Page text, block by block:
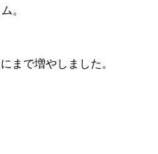
。
まで増やしました。